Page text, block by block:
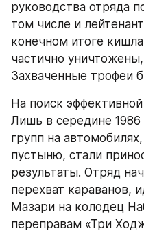
руководства отряда
том числе и
конечном итоге
частично
Захваченные трофеи
На поиск
Лишь в середине
групп на
пустыню, стали
результаты. Отряд
перехват караванов,
Мазари на колодец
переправам «Три